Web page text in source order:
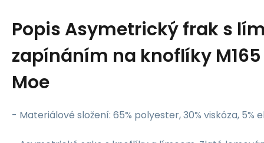
Popis Asymetrický frak s
zapínáním na knoflíky
Moe
- Materiálové složení: 65% polyester, 30% viskóza, 5%